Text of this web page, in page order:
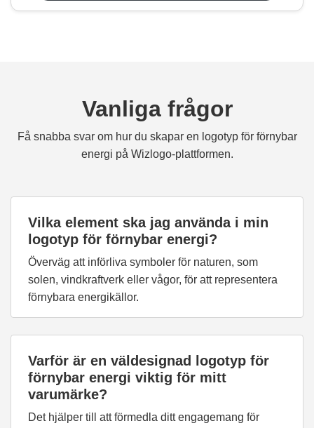
Vanliga frågor
Få snabba svar om hur du skapar en logotyp för förnybar
energi på Wizlogo-plattformen.
Vilka element ska jag använda i min
logotyp för förnybar energi?
Överväg att införliva symboler för naturen, som
solen, vindkraftverk eller vågor, för att representera
förnybara energikällor.
Varför är en väldesignad logotyp för
förnybar energi viktig för mitt
varumärke?
Det hjälper till att förmedla ditt engagemang för